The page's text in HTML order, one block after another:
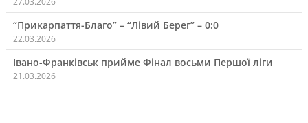
“Прикарпаття-Благо” – “Лівий Берег” – 0:0
22.03.2026
Івано-Франківськ прийме Фінал восьми Першої ліги
21.03.2026